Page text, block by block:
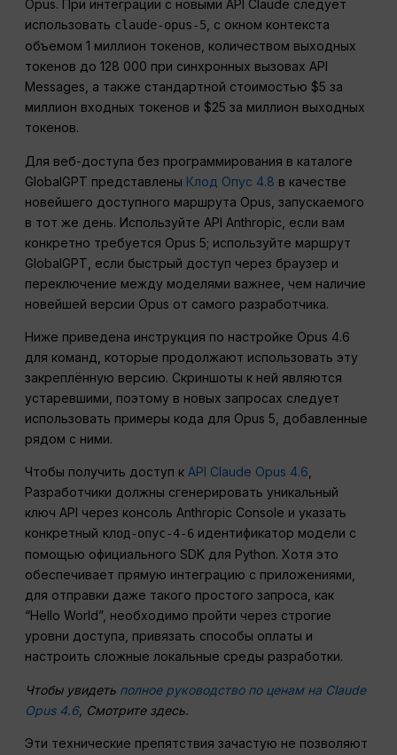
Opus. При интеграции с новыми API Claude следует
использовать claude-opus-5
, с окном контекста
объемом 1 миллион токенов, количеством выходных
токенов до 128 000 при синхронных вызовах API
Messages, а также стандартной стоимостью $5 за
миллион входных токенов и $25 за миллион выходных
токенов.
Для веб-доступа без программирования в каталоге
GlobalGPT представлены Клод Опус 4.8 в качестве
новейшего доступного маршрута Opus, запускаемого
в тот же день. Используйте API Anthropic, если вам
конкретно требуется Opus 5; используйте маршрут
GlobalGPT, если быстрый доступ через браузер и
переключение между моделями важнее, чем наличие
новейшей версии Opus от самого разработчика.
Ниже приведена инструкция по настройке Opus 4.6
для команд, которые продолжают использовать эту
закреплённую версию. Скриншоты к ней являются
устаревшими, поэтому в новых запросах следует
использовать примеры кода для Opus 5, добавленные
рядом с ними.
Чтобы получить доступ кAPI Claude Opus 4.6,
Разработчики должны сгенерировать уникальный
ключ API через консоль Anthropic Console и указать
конкретный клод-опус-4-6 идентификатор модели с
помощью официального SDK для Python. Хотя это
обеспечивает прямую интеграцию с приложениями,
для отправки даже такого простого запроса, как
“Hello World”, необходимо пройти через строгие
уровни доступа, привязать способы оплаты и
настроить сложные локальные среды разработки.
Чтобы увидеть полное руководство по ценам на Claude
Opus 4.6, Смотрите здесь.
Эти технические препятствия зачастую не позволяют